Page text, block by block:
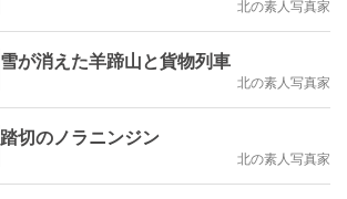
北の素人写真家
雪が消えた羊蹄山と貨物列車
北の素人写真家
踏切のノラニンジン
北の素人写真家